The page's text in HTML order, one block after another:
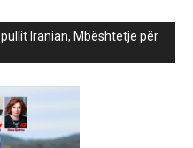
Iranian, Mbështetje për